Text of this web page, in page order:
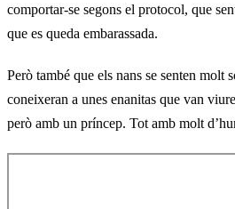
comportar-se segons el protocol, que
que es queda embarassada.
Però també que els nans se senten molt
coneixeran a unes enanitas que van
però amb un príncep. Tot amb molt